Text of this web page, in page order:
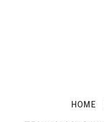
HOME